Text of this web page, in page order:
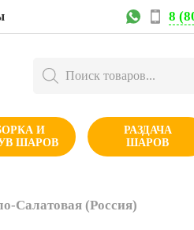
8
товаров
И
ШАРОВ
РАЗДАЧА
ШАРОВ
Салатовая (Россия)